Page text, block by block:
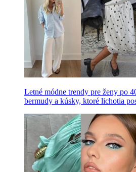
Letné módne trendy pre ženy po
bermudy a kúsky, ktoré lichotia